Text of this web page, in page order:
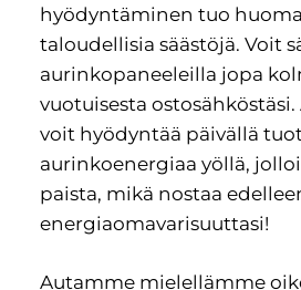
hyödyntäminen tuo
taloudellisia säästöjä. Voit
aurinkopaneeleilla jopa
vuotuisesta
voit hyödyntää päivällä
aurinkoenergiaa yöllä,
paista, mikä nostaa
energiaomavarisuuttasi!
Autamme mielellämme